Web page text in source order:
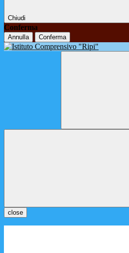
Chiudi
Conferma
Annulla Conferma
close